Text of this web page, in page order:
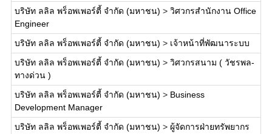
บริษัท ลลิล พร็อพเพอร์ตี้ จำกัด (มหาชน) > วิศวกรสำนักงาน Office
Engineer
บริษัท ลลิล พร็อพเพอร์ตี้ จำกัด (มหาชน) > เจ้าหน้าที่พัฒนาระบบ
บริษัท ลลิล พร็อพเพอร์ตี้ จำกัด (มหาชน) > วิศวกรสนาม ( วัชรพล-
ทางด่วน )
บริษัท ลลิล พร็อพเพอร์ตี้ จำกัด (มหาชน) > Business
Development Manager
บริษัท ลลิล พร็อพเพอร์ตี้ จำกัด (มหาชน) > ผู้จัดการฝ่ายทรัพยากร